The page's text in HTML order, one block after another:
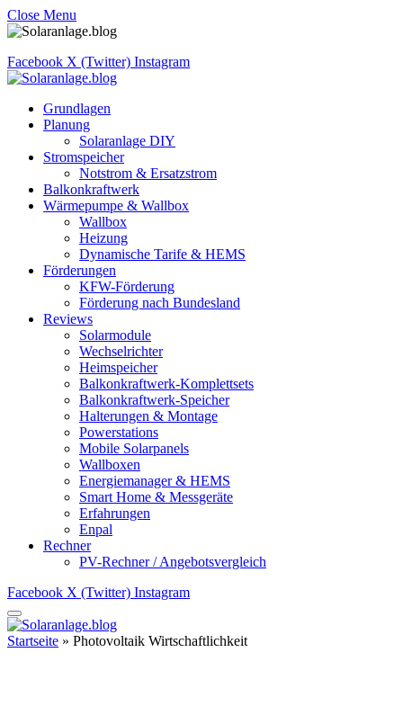
Close Menu
Facebook X (Twitter) Instagram
Grundlagen
Planung
Solaranlage DIY
Stromspeicher
Notstrom & Ersatzstrom
Balkonkraftwerk
Wärmepumpe & Wallbox
Wallbox
Heizung
Dynamische Tarife & HEMS
Förderungen
KFW-Förderung
Förderung nach Bundesland
Reviews
Solarmodule
Wechselrichter
Heimspeicher
Balkonkraftwerk-Komplettsets
Balkonkraftwerk-Speicher
Halterungen & Montage
Powerstations
Mobile Solarpanels
Wallboxen
Energiemanager & HEMS
Smart Home & Messgeräte
Erfahrungen
Enpal
Rechner
PV-Rechner / Angebotsvergleich
Facebook X (Twitter) Instagram
Startseite » Photovoltaik Wirtschaftlichkeit